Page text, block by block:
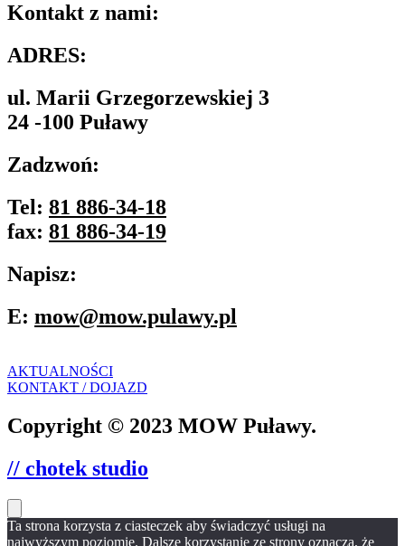
Kontakt z nami:
ADRES:
ul. Marii Grzegorzewskiej 3
24 -100 Puławy
Zadzwoń:
Tel: 81 886-34-18
fax: 81 886-34-19
Napisz:
E: mow@mow.pulawy.pl
AKTUALNOŚCI
KONTAKT / DOJAZD
Copyright © 2023 MOW Puławy.
// chotek studio
Ta strona korzysta z ciasteczek aby świadczyć usługi na
najwyższym poziomie. Dalsze korzystanie ze strony oznacza, że